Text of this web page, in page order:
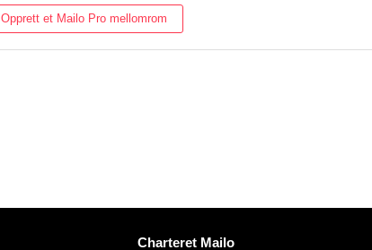
Opprett et Mailo Pro mellomrom
Nyttige lenker
Charteret Mailo